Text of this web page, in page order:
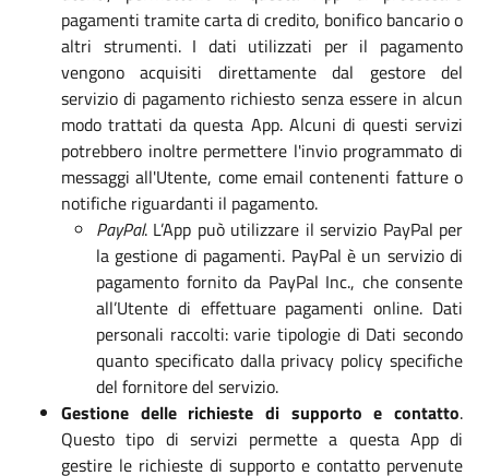
pagamenti tramite carta di credito, bonifico bancario o
altri strumenti. I dati utilizzati per il pagamento
vengono acquisiti direttamente dal gestore del
servizio di pagamento richiesto senza essere in alcun
modo trattati da questa App. Alcuni di questi servizi
potrebbero inoltre permettere l'invio programmato di
messaggi all'Utente, come email contenenti fatture o
notifiche riguardanti il pagamento.
PayPal. L’App può utilizzare il servizio PayPal per
la gestione di pagamenti. PayPal è un servizio di
pagamento fornito da PayPal Inc., che consente
all’Utente di effettuare pagamenti online. Dati
personali raccolti: varie tipologie di Dati secondo
quanto specificato dalla privacy policy specifiche
del fornitore del servizio.
Gestione delle richieste di supporto e contatto.
Questo tipo di servizi permette a questa App di
gestire le richieste di supporto e contatto pervenute